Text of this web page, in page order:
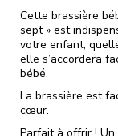
Cette brassière
sept » est
votre enfant,
elle s’accordera
bébé.
La brassière est
cœur.
Parfait à offrir !